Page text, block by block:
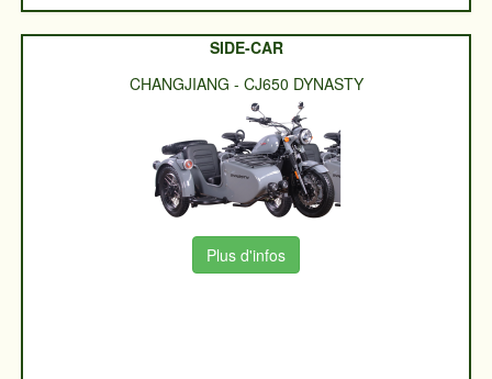
SIDE-CAR
CHANGJIANG - CJ650 DYNASTY
Plus d'infos